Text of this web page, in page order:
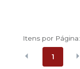
Itens por Página:
1